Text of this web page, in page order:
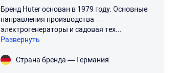
Бренд Huter основан в 1979 году. Основные
направления производства —
электрогенераторы и садовая тех...
Развернуть
Страна бренда — Германия